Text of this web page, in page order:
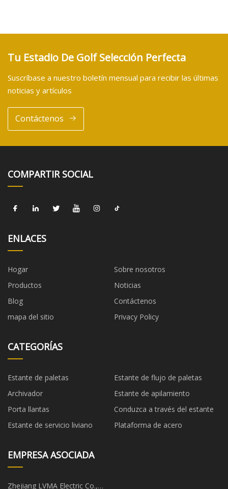
Tu Estadio De Golf Selección Perfecta
Suscríbase a nuestro boletín mensual para recibir las últimas
noticias y artículos
Contáctenos
COMPARTIR SOCIAL
ENLACES
Hogar
Sobre nosotros
Productos
Noticias
Blog
Contáctenos
mapa del sitio
Privacy Policy
CATEGORÍAS
Estante de paletas
Estante de flujo de paletas
Archivador
Estante de apilamiento
Porta llantas
Conduzca a través del estante
Estante de servicio liviano
Plataforma de acero
EMPRESA ASOCIADA
Zhejiang LVMA Electric Co.,